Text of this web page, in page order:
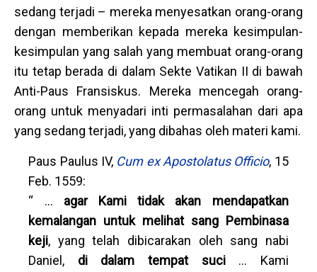
sedang terjadi – mereka menyesatkan orang-orang
dengan memberikan kepada mereka kesimpulan-
kesimpulan yang salah yang membuat orang-orang
itu tetap berada di dalam Sekte Vatikan II di bawah
Anti-Paus Fransiskus. Mereka mencegah orang-
orang untuk menyadari inti permasalahan dari apa
yang sedang terjadi, yang dibahas oleh materi kami.
Paus Paulus IV, Cum ex Apostolatus Officio, 15
Feb. 1559:
“ … agar Kami tidak akan mendapatkan
kemalangan untuk melihat sang Pembinasa
keji, yang telah dibicarakan oleh sang nabi
Daniel, di dalam tempat suci … Kami